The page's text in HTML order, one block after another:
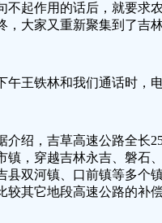
不起作用的话后，就要求
，大家又重新聚集到了吉
午王铁林和我们通话时，
介绍，吉草高速公路全长
镇，穿越吉林永吉、磐石
县双河镇、口前镇等多个
较其它地段高速公路的补